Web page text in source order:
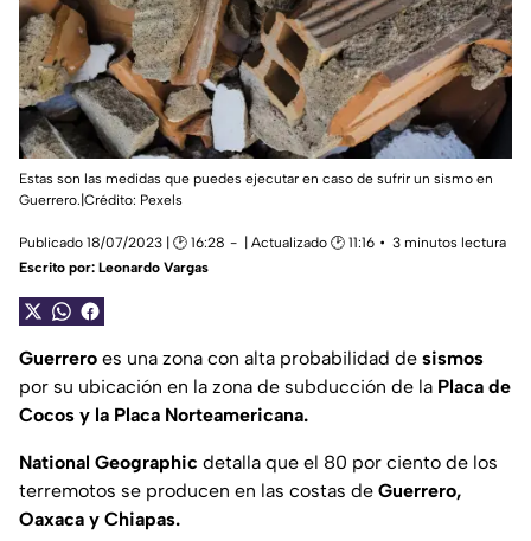
Estas son las medidas que puedes ejecutar en caso de sufrir un sismo en
Guerrero.|Crédito: Pexels
Publicado 18/07/2023 | 🕑 16:28 | Actualizado 🕑 11:16
3 minutos lectura
Escrito por: Leonardo Vargas
Guerrero es una zona con alta probabilidad de sismos
por su ubicación en la zona de subducción de la Placa de
Cocos y la Placa Norteamericana.
National Geographic detalla que el 80 por ciento de los
terremotos se producen en las costas de Guerrero,
Oaxaca y Chiapas.